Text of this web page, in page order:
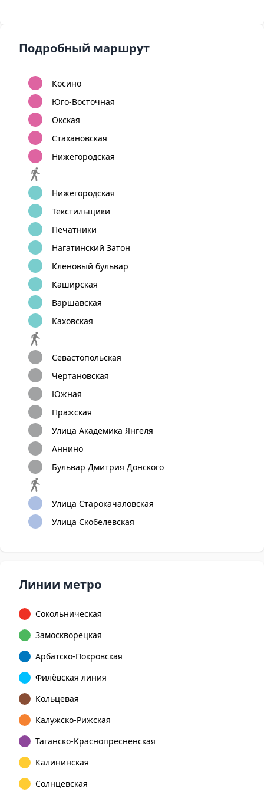
Подробный маршрут
Косино
Юго-Восточная
Окская
Стахановская
Нижегородская
Нижегородская
Текстильщики
Печатники
Нагатинский Затон
Кленовый бульвар
Каширская
Варшавская
Каховская
Севастопольская
Чертановская
Южная
Пражская
Улица Академика Янгеля
Аннино
Бульвар Дмитрия Донского
Улица Старокачаловская
Улица Скобелевская
Линии метро
Сокольническая
Замоскворецкая
Арбатско-Покровская
Филёвская линия
Кольцевая
Калужско-Рижская
Таганско-Краснопресненская
Калининская
Солнцевская